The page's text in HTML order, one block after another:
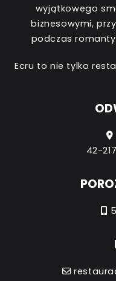
wyjątkowego
biznesowymi,
podczas
Ecru to nie tylko
42-